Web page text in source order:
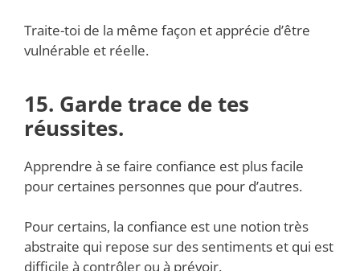
Traite-toi de la même façon et apprécie d’être
vulnérable et réelle.
15. Garde trace de tes
réussites.
Apprendre à se faire confiance est plus facile
pour certaines personnes que pour d’autres.
Pour certains, la confiance est une notion très
abstraite qui repose sur des sentiments et qui est
difficile à contrôler ou à prévoir.